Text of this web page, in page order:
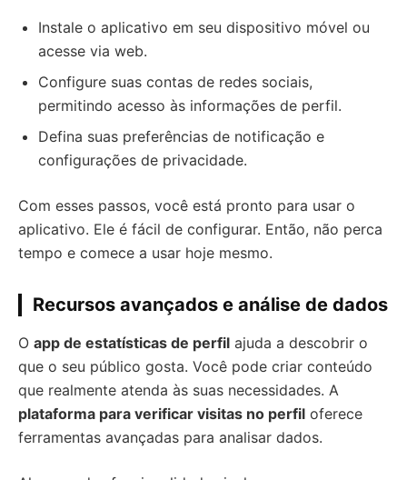
Instale o aplicativo em seu dispositivo móvel ou
acesse via web.
Configure suas contas de redes sociais,
permitindo acesso às informações de perfil.
Defina suas preferências de notificação e
configurações de privacidade.
Com esses passos, você está pronto para usar o
aplicativo. Ele é fácil de configurar. Então, não perca
tempo e comece a usar hoje mesmo.
Recursos avançados e análise de dados
O app de estatísticas de perfil ajuda a descobrir o
que o seu público gosta. Você pode criar conteúdo
que realmente atenda às suas necessidades. A
plataforma para verificar visitas no perfil oferece
ferramentas avançadas para analisar dados.